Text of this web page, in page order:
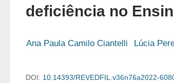
deficiência no
Ana Paula Camilo Ciantelli Lúcia
DOI: 10.14393/REVEDFIL.v36n76a2022-